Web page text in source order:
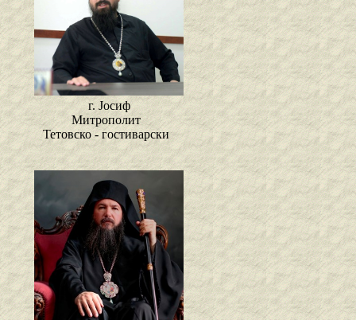
г. Јосиф
Митрополит
Тетовско - гостиварски